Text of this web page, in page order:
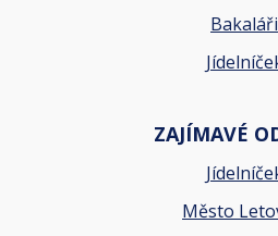
Bakaláři
ZAJÍMAVÉ
Město